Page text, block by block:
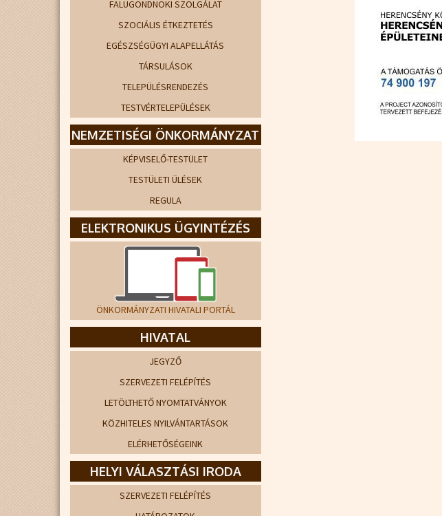
FALUGONDNOKI SZOLGÁLAT
SZOCIÁLIS ÉTKEZTETÉS
EGÉSZSÉGÜGYI ALAPELLÁTÁS
TÁRSULÁSOK
TELEPÜLÉSRENDEZÉS
TESTVÉRTELEPÜLÉSEK
NEMZETISÉGI ÖNKORMÁNYZAT
KÉPVISELŐ-TESTÜLET
TESTÜLETI ÜLÉSEK
REGULA
ELEKTRONIKUS ÜGYINTÉZÉS
ÖNKORMÁNYZATI HIVATALI PORTÁL
HIVATAL
JEGYZŐ
SZERVEZETI FELÉPÍTÉS
LETÖLTHETŐ NYOMTATVÁNYOK
KÖZHITELES NYILVÁNTARTÁSOK
ELÉRHETŐSÉGEINK
HELYI VÁLASZTÁSI IRODA
SZERVEZETI FELÉPÍTÉS